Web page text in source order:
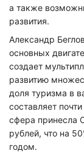
а также
развития.
Александр
основных
создает
развитию
доля туризма в
составляет
сфера принесла
рублей, что на
годом.